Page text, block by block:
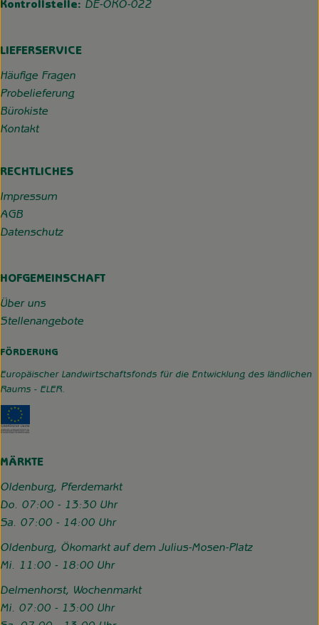
Kontrollstelle: DE-ÖKO-022
LIEFERSERVICE
Häufige Fragen
Probelieferung
Bürokiste
Kontakt
RECHTLICHES
Impressum
AGB
Datenschutz
HOFGEMEINSCHAFT
Über uns
Stellenangebote
FÖRDERUNG
Europäischer Landwirtschaftsfonds für die Entwicklung des ländlichen
Raums - ELER.
MÄRKTE
Oldenburg, Pferdemarkt
Do. 07:00 - 13:30 Uhr
Sa. 07:00 - 14:00 Uhr
Oldenburg, Ökomarkt auf dem Julius-Mosen-Platz
Mi. 11:00 - 18:00 Uhr
Delmenhorst, Wochenmarkt
Mi. 07:00 - 13:00 Uhr